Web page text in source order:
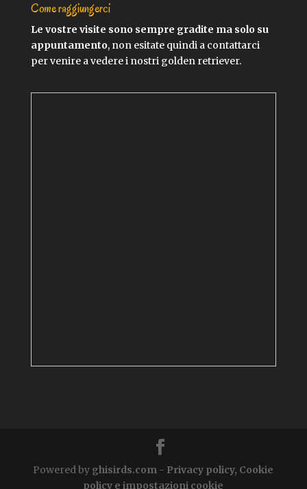
Come raggiungerci
Le vostre visite sono sempre gradite ma solo su
appuntamento, non esitate quindi a contattarci
per venire a vedere i nostri golden retriever.
Powered by ghisirds.com - Privacy policy, Cookie
policy e impostazioni cookie